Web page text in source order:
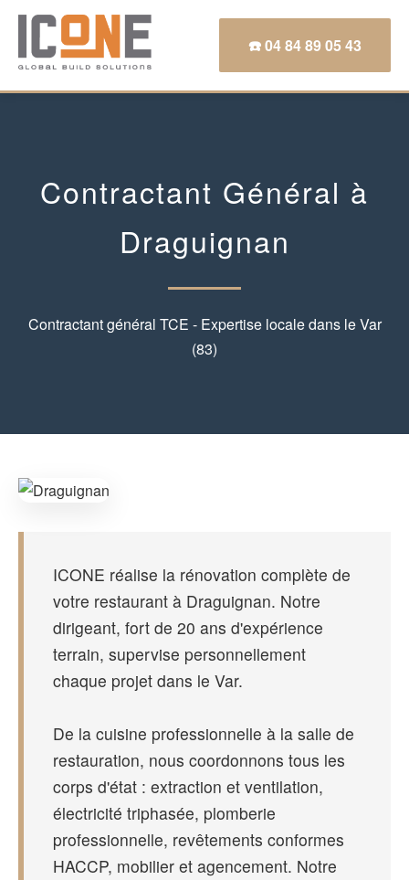
☎️ 04 84 89 05 43
Contractant Général à
Draguignan
Contractant général TCE - Expertise locale dans le Var
(83)
ICONE réalise la rénovation complète de
votre restaurant à Draguignan. Notre
dirigeant, fort de 20 ans d'expérience
terrain, supervise personnellement
chaque projet dans le Var.
De la cuisine professionnelle à la salle de
restauration, nous coordonnons tous les
corps d'état : extraction et ventilation,
électricité triphasée, plomberie
professionnelle, revêtements conformes
HACCP, mobilier et agencement. Notre